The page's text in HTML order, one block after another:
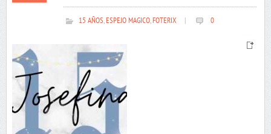
15 AÑOS,ESPEJO MAGICO,FOTERIX 0